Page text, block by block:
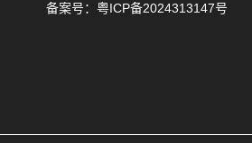
备案号： 粤ICP备2024313147号